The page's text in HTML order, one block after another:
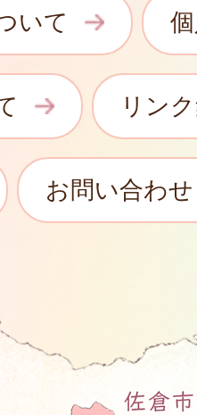
いて
リン
お問い合わせ